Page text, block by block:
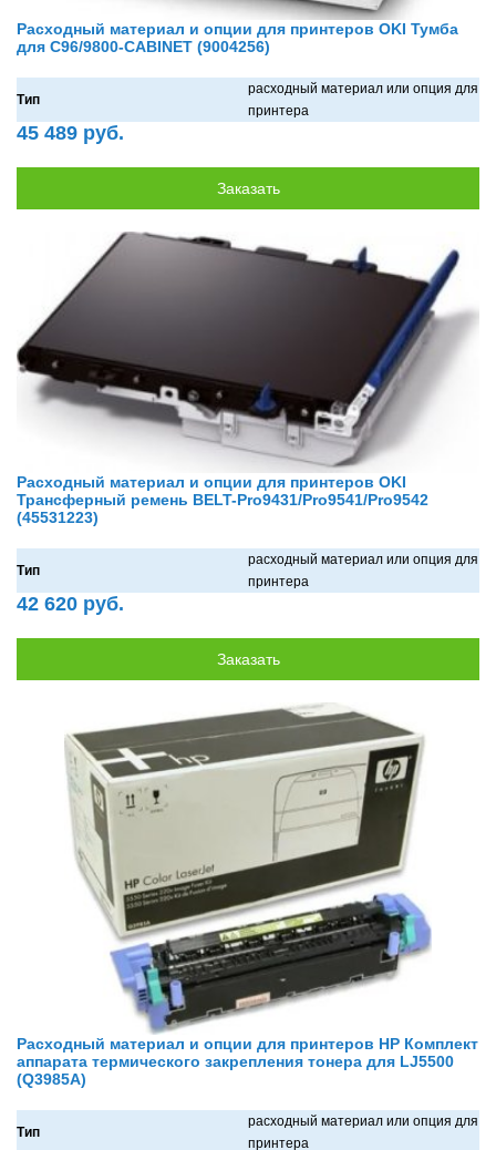
Расходный материал и опции для принтеров OKI Тумба
для C96/9800-CABINET (9004256)
Тип
рaсходный мaтериaл или опция для
принтерa
45 489 руб.
Расходный материал и опции для принтеров OKI
Трансферный ремень BELT-Pro9431/Pro9541/Pro9542
(45531223)
Тип
рaсходный мaтериaл или опция для
принтерa
42 620 руб.
Расходный материал и опции для принтеров HP Комплект
аппарата термического закрепления тонера для LJ5500
(Q3985A)
Тип
рaсходный мaтериaл или опция для
принтерa